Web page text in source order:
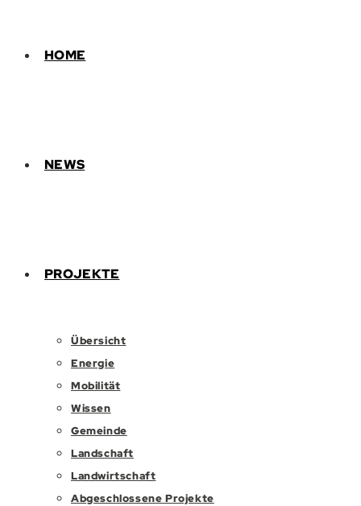
HOME
NEWS
PROJEKTE
Übersicht
Energie
Mobilität
Wissen
Gemeinde
Landschaft
Landwirtschaft
Abgeschlossene Projekte